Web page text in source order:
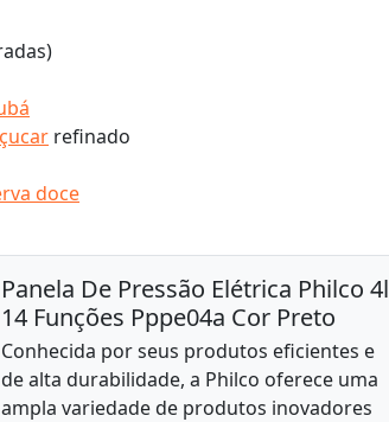
refinado
doce
Panela De Pressão Elétrica Philco 4l
14 Funções Pppe04a Cor Preto
Conhecida por seus produtos eficientes e
de alta durabilidade, a Philco oferece uma
ampla variedade de produtos inovadores